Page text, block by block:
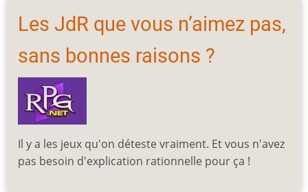
Les JdR que vous n’aimez pas,
sans bonnes raisons ?
Il y a les jeux qu'on déteste vraiment. Et vous n'avez
pas besoin d'explication rationnelle pour ça !